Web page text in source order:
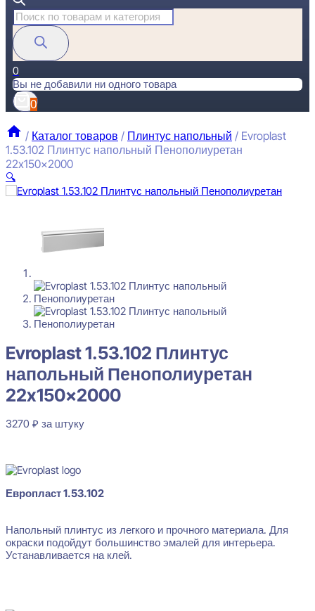
Поиск
товаров
0
Вы не добавили ни одного товара
0
/ Каталог товаров / Плинтус напольный / Evroplast
1.53.102 Плинтус напольный Пенополиуретан
22x150x2000
🔍
3270
Evroplast 1.53.102 Плинтус
напольный Пенополиуретан
22x150x2000
3270 ₽ за штуку
Европласт 1.53.102
Напольный плинтус из легкого и прочного материала. Для
окраски подойдут большинство эмалей для интерьера.
Устанавливается на клей.